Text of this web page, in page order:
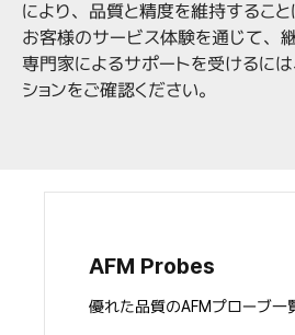
により、品質と精度を維持すること
お客様のサービス体験を通じて、
専門家によるサポートを受けるに
ションをご確認ください。
AFM Probes
優れた品質のAFMプローブ一